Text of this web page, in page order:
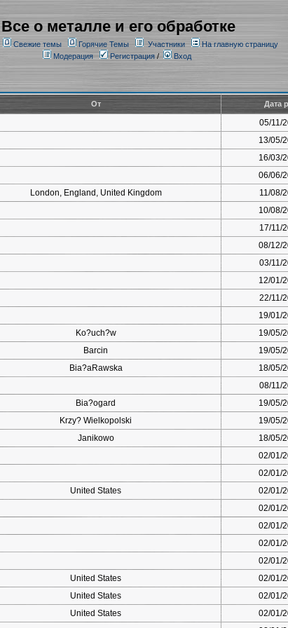
Все о металле и его обработке
Свежие темы Горячие Темы Участники
На главную страницу
Модерация
Регистрация/ Вход
От Дата
05/11/
13/05/
16/03/
06/06/
London, England, United Kingdom 11/08/
10/08/
17/11/
08/12/
03/11/
12/01/
22/11/
19/01/
Ko?uch?w 19/05/
Barcin 19/05/
Bia?aRawska 18/05/
08/11/
Bia?ogard 19/05/
Krzy? Wielkopolski 19/05/
Janikowo 18/05/
02/01/
02/01/
United States 02/01/
02/01/
02/01/
02/01/
02/01/
United States 02/01/
United States 02/01/
United States 02/01/